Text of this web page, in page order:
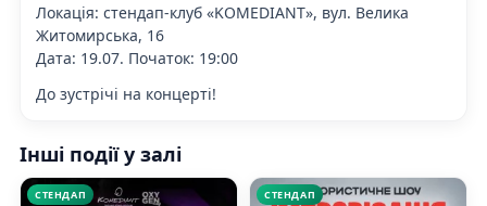
Локація: стендап-клуб «KOMEDIANT», вул. Велика
Житомирська, 16
Дата: 19.07. Початок: 19:00
До зустрічі на концерті!
Інші події у залі
СТЕНДАП СТЕНДАП